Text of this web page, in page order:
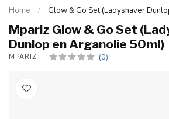
Home / Glow & Go Set (Ladyshaver
Mpariz Glow & Go Set
Dunlop en Arganolie 50ml)
MPARIZ (0)